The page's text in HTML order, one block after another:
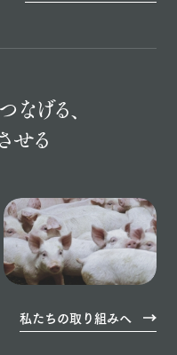
つなげる、
せる
私たちの取り組みへ